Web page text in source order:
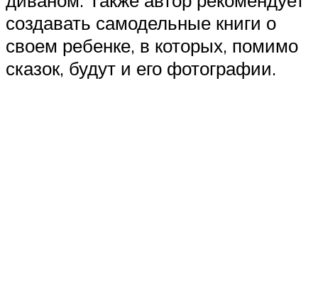
создавать самодельные книги о
своем ребенке, в которых, помимо
сказок, будут и его фотографии.